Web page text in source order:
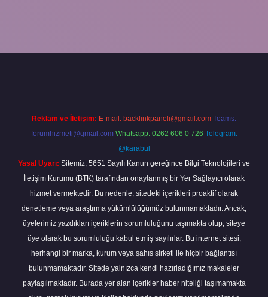
Reklam ve İletişim: E-mail: backlinkpaneli@gmail.com Teams:
forumhizmeti@gmail.com Whatsapp: 0262 606 0 726 Telegram:
@karabul
Yasal Uyarı: Sitemiz, 5651 Sayılı Kanun gereğince Bilgi Teknolojileri ve
İletişim Kurumu (BTK) tarafından onaylanmış bir Yer Sağlayıcı olarak
hizmet vermektedir. Bu nedenle, sitedeki içerikleri proaktif olarak
denetleme veya araştırma yükümlülüğümüz bulunmamaktadır. Ancak,
üyelerimiz yazdıkları içeriklerin sorumluluğunu taşımakta olup, siteye
üye olarak bu sorumluluğu kabul etmiş sayılırlar. Bu internet sitesi,
herhangi bir marka, kurum veya şahıs şirketi ile hiçbir bağlantısı
bulunmamaktadır. Sitede yalnızca kendi hazırladığımız makaleler
paylaşılmaktadır. Burada yer alan içerikler haber niteliği taşımamakta